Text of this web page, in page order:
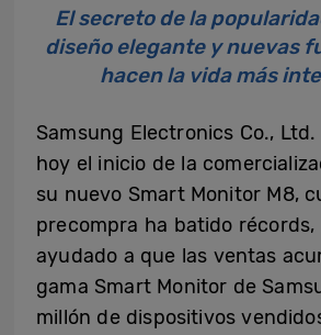
El secreto de la
diseño elegante y nuevas
hacen la vida más
Samsung Electronics Co.,
hoy el inicio de la
su nuevo Smart Monitor M8,
precompra ha batido récords,
ayudado a que las ventas
gama Smart Monitor de
millón de dispositivos